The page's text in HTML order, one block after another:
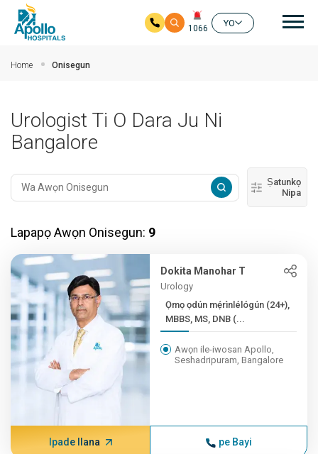
1066
YO
Home Onisegun
Urologist Ti O Dara Ju Ni
Bangalore
Ṣatunkọ
Nipa
Lapapọ Awọn Onisegun: 9
Dokita Manohar T
Urology
Ọmọ ọdún mẹ́rìnlélógún (24+),
MBBS, MS, DNB (...
Awọn ile-iwosan Apollo,
Seshadripuram, Bangalore
Ipade Ilana pe Bayi